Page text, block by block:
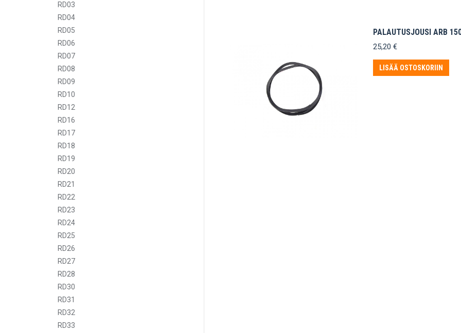
PALAUTUSJOUSI ARB
25,20 €
LISÄÄ OSTOSKORIIN
RD03
RD04
RD05
RD06
RD07
RD08
RD09
RD10
RD12
RD16
RD17
RD18
RD19
RD20
RD21
RD22
RD23
RD24
RD25
RD26
RD27
RD28
RD30
RD31
RD32
RD33